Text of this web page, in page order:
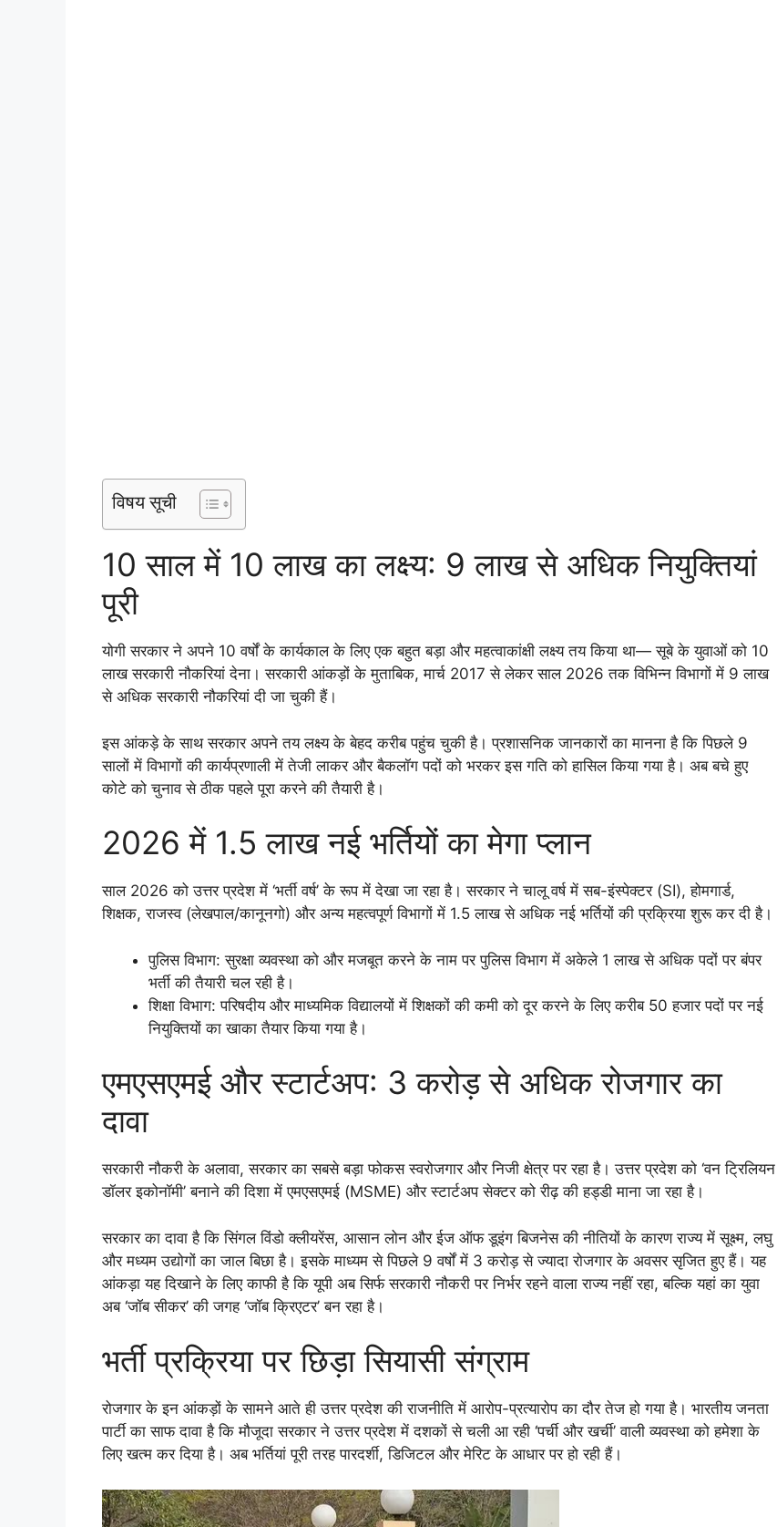
विषय सूची
10 साल में 10 लाख का लक्ष्य: 9 लाख से अधिक नियुक्तियां
पूरी
योगी सरकार ने अपने 10 वर्षों के कार्यकाल के लिए एक बहुत बड़ा और महत्वाकांक्षी लक्ष्य तय किया था— सूबे के युवाओं को 10
लाख सरकारी नौकरियां देना। सरकारी आंकड़ों के मुताबिक, मार्च 2017 से लेकर साल 2026 तक विभिन्न विभागों में 9 लाख
से अधिक सरकारी नौकरियां दी जा चुकी हैं।
इस आंकड़े के साथ सरकार अपने तय लक्ष्य के बेहद करीब पहुंच चुकी है। प्रशासनिक जानकारों का मानना है कि पिछले 9
सालों में विभागों की कार्यप्रणाली में तेजी लाकर और बैकलॉग पदों को भरकर इस गति को हासिल किया गया है। अब बचे हुए
कोटे को चुनाव से ठीक पहले पूरा करने की तैयारी है।
2026 में 1.5 लाख नई भर्तियों का मेगा प्लान
साल 2026 को उत्तर प्रदेश में ‘भर्ती वर्ष’ के रूप में देखा जा रहा है। सरकार ने चालू वर्ष में सब-इंस्पेक्टर (SI), होमगार्ड,
शिक्षक, राजस्व (लेखपाल/कानूनगो) और अन्य महत्वपूर्ण विभागों में 1.5 लाख से अधिक नई भर्तियों की प्रक्रिया शुरू कर दी है।
पुलिस विभाग: सुरक्षा व्यवस्था को और मजबूत करने के नाम पर पुलिस विभाग में अकेले 1 लाख से अधिक पदों पर बंपर
भर्ती की तैयारी चल रही है।
शिक्षा विभाग: परिषदीय और माध्यमिक विद्यालयों में शिक्षकों की कमी को दूर करने के लिए करीब 50 हजार पदों पर नई
नियुक्तियों का खाका तैयार किया गया है।
एमएसएमई और स्टार्टअप: 3 करोड़ से अधिक रोजगार का
दावा
सरकारी नौकरी के अलावा, सरकार का सबसे बड़ा फोकस स्वरोजगार और निजी क्षेत्र पर रहा है। उत्तर प्रदेश को ‘वन ट्रिलियन
डॉलर इकोनॉमी’ बनाने की दिशा में एमएसएमई (MSME) और स्टार्टअप सेक्टर को रीढ़ की हड्डी माना जा रहा है।
सरकार का दावा है कि सिंगल विंडो क्लीयरेंस, आसान लोन और ईज ऑफ डूइंग बिजनेस की नीतियों के कारण राज्य में सूक्ष्म, लघु
और मध्यम उद्योगों का जाल बिछा है। इसके माध्यम से पिछले 9 वर्षों में 3 करोड़ से ज्यादा रोजगार के अवसर सृजित हुए हैं। यह
आंकड़ा यह दिखाने के लिए काफी है कि यूपी अब सिर्फ सरकारी नौकरी पर निर्भर रहने वाला राज्य नहीं रहा, बल्कि यहां का युवा
अब ‘जॉब सीकर’ की जगह ‘जॉब क्रिएटर’ बन रहा है।
भर्ती प्रक्रिया पर छिड़ा सियासी संग्राम
रोजगार के इन आंकड़ों के सामने आते ही उत्तर प्रदेश की राजनीति में आरोप-प्रत्यारोप का दौर तेज हो गया है। भारतीय जनता
पार्टी का साफ दावा है कि मौजूदा सरकार ने उत्तर प्रदेश में दशकों से चली आ रही ‘पर्ची और खर्ची’ वाली व्यवस्था को हमेशा के
लिए खत्म कर दिया है। अब भर्तियां पूरी तरह पारदर्शी, डिजिटल और मेरिट के आधार पर हो रही हैं।